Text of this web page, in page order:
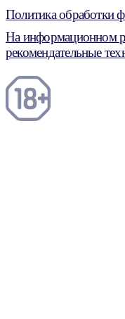
Политика обработки
На информационном
рекомендательные